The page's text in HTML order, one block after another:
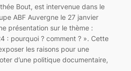
Bout, est intervenue dans le
ABF Auvergne le 27 janvier
présentation sur le thème :
: pourquoi ? comment ? ». Cette
les raisons pour une
d’une politique documentaire,